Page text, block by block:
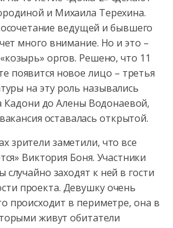
и Михаила Терехина.
ведущей и бывшего
много внимание. Но и это –
оргов. Решено, что 11
появится новое лицо – третья
на эту роль назывались
Кадони до Алены Водонаевой,
оставалась открытой.
зрители заметили, что все
Виктория Боня. Участники
случайно заходят к ней в гости
проекта. Девушку очень
происходит в периметре, она в
живут обитатели